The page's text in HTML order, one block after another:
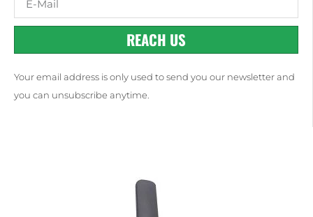
REACH US
Your email address is only used to send you our newsletter and
you can unsubscribe anytime.